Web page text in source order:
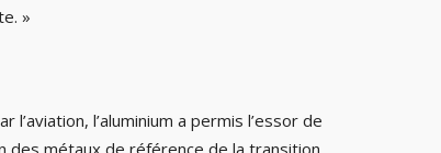
»
l’aluminium a permis l’essor de
des métaux de référence de la transition